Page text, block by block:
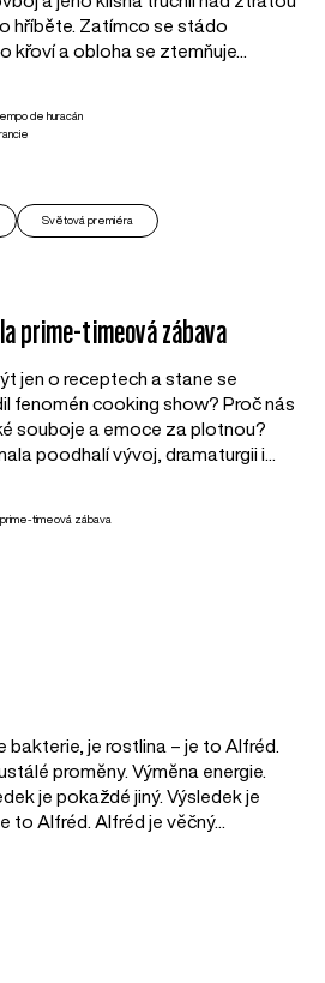
hříběte. Zatímco se stádo
křoví a obloha se ztemňuje...
de huracán
Světová premiéra
prime-timeová zábava
jen o receptech a stane se
fenomén cooking show? Proč nás
souboje a emoce za plotnou?
poodhalí vývoj, dramaturgii i...
prime-timeová zábava
bakterie, je rostlina – je to Alfréd.
proměny. Výměna energie.
je pokaždé jiný. Výsledek je
to Alfréd. Alfréd je věčný...